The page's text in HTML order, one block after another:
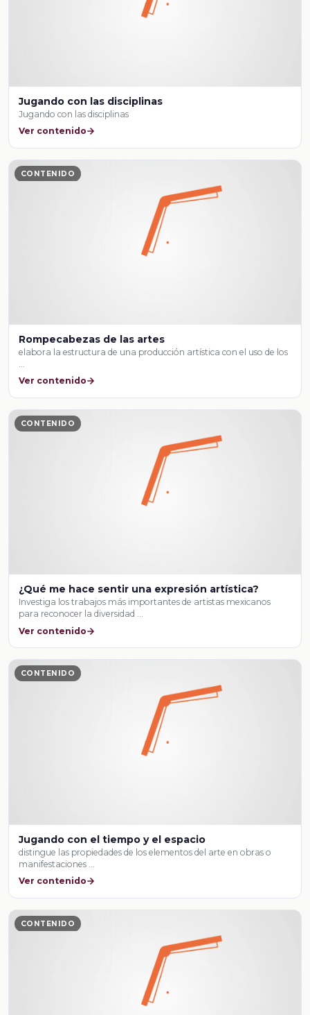
Jugando con las disciplinas
Jugando con las disciplinas
Ver contenido
CONTENIDO
Rompecabezas de las artes
elabora la estructura de una producción artística con el uso de los
Ver contenido
CONTENIDO
¿Qué me hace sentir una expresión artística?
Investiga los trabajos más importantes de artistas mexicanos
para reconocer la diversidad …
Ver contenido
CONTENIDO
Jugando con el tiempo y el espacio
distingue las propiedades de los elementos del arte en obras o
manifestaciones …
Ver contenido
CONTENIDO